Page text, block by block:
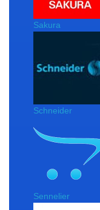
Sakura
Schneider
Sennelier